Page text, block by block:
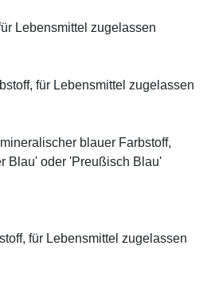
Lebensmittel zugelassen
für Lebensmittel zugelassen
blauer Farbstoff,
Blau' oder 'Preußisch Blau'
für Lebensmittel zugelassen